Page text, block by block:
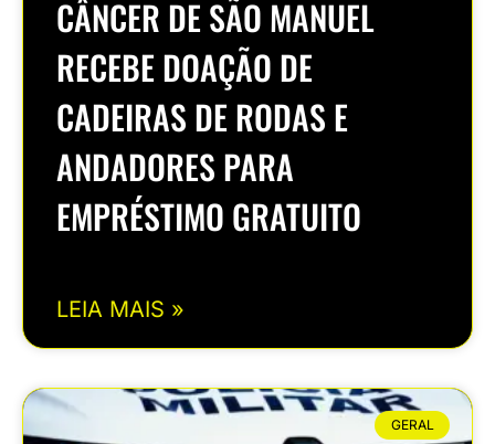
CÂNCER DE SÃO MANUEL
RECEBE DOAÇÃO DE
CADEIRAS DE RODAS E
ANDADORES PARA
EMPRÉSTIMO GRATUITO
LEIA MAIS »
GERAL